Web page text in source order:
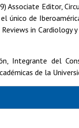
Associate Editor,
único de
in Cardiology
Integrante del
de la